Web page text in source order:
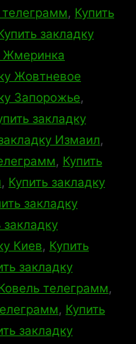
телеграмм, Купить
закладку
Жмеринка
Жовтневое
Запорожье,
закладку
Измаил,
, Купить
, Купить закладку
закладку
закладку
Киев, Купить
закладку
телеграмм,
, Купить
закладку